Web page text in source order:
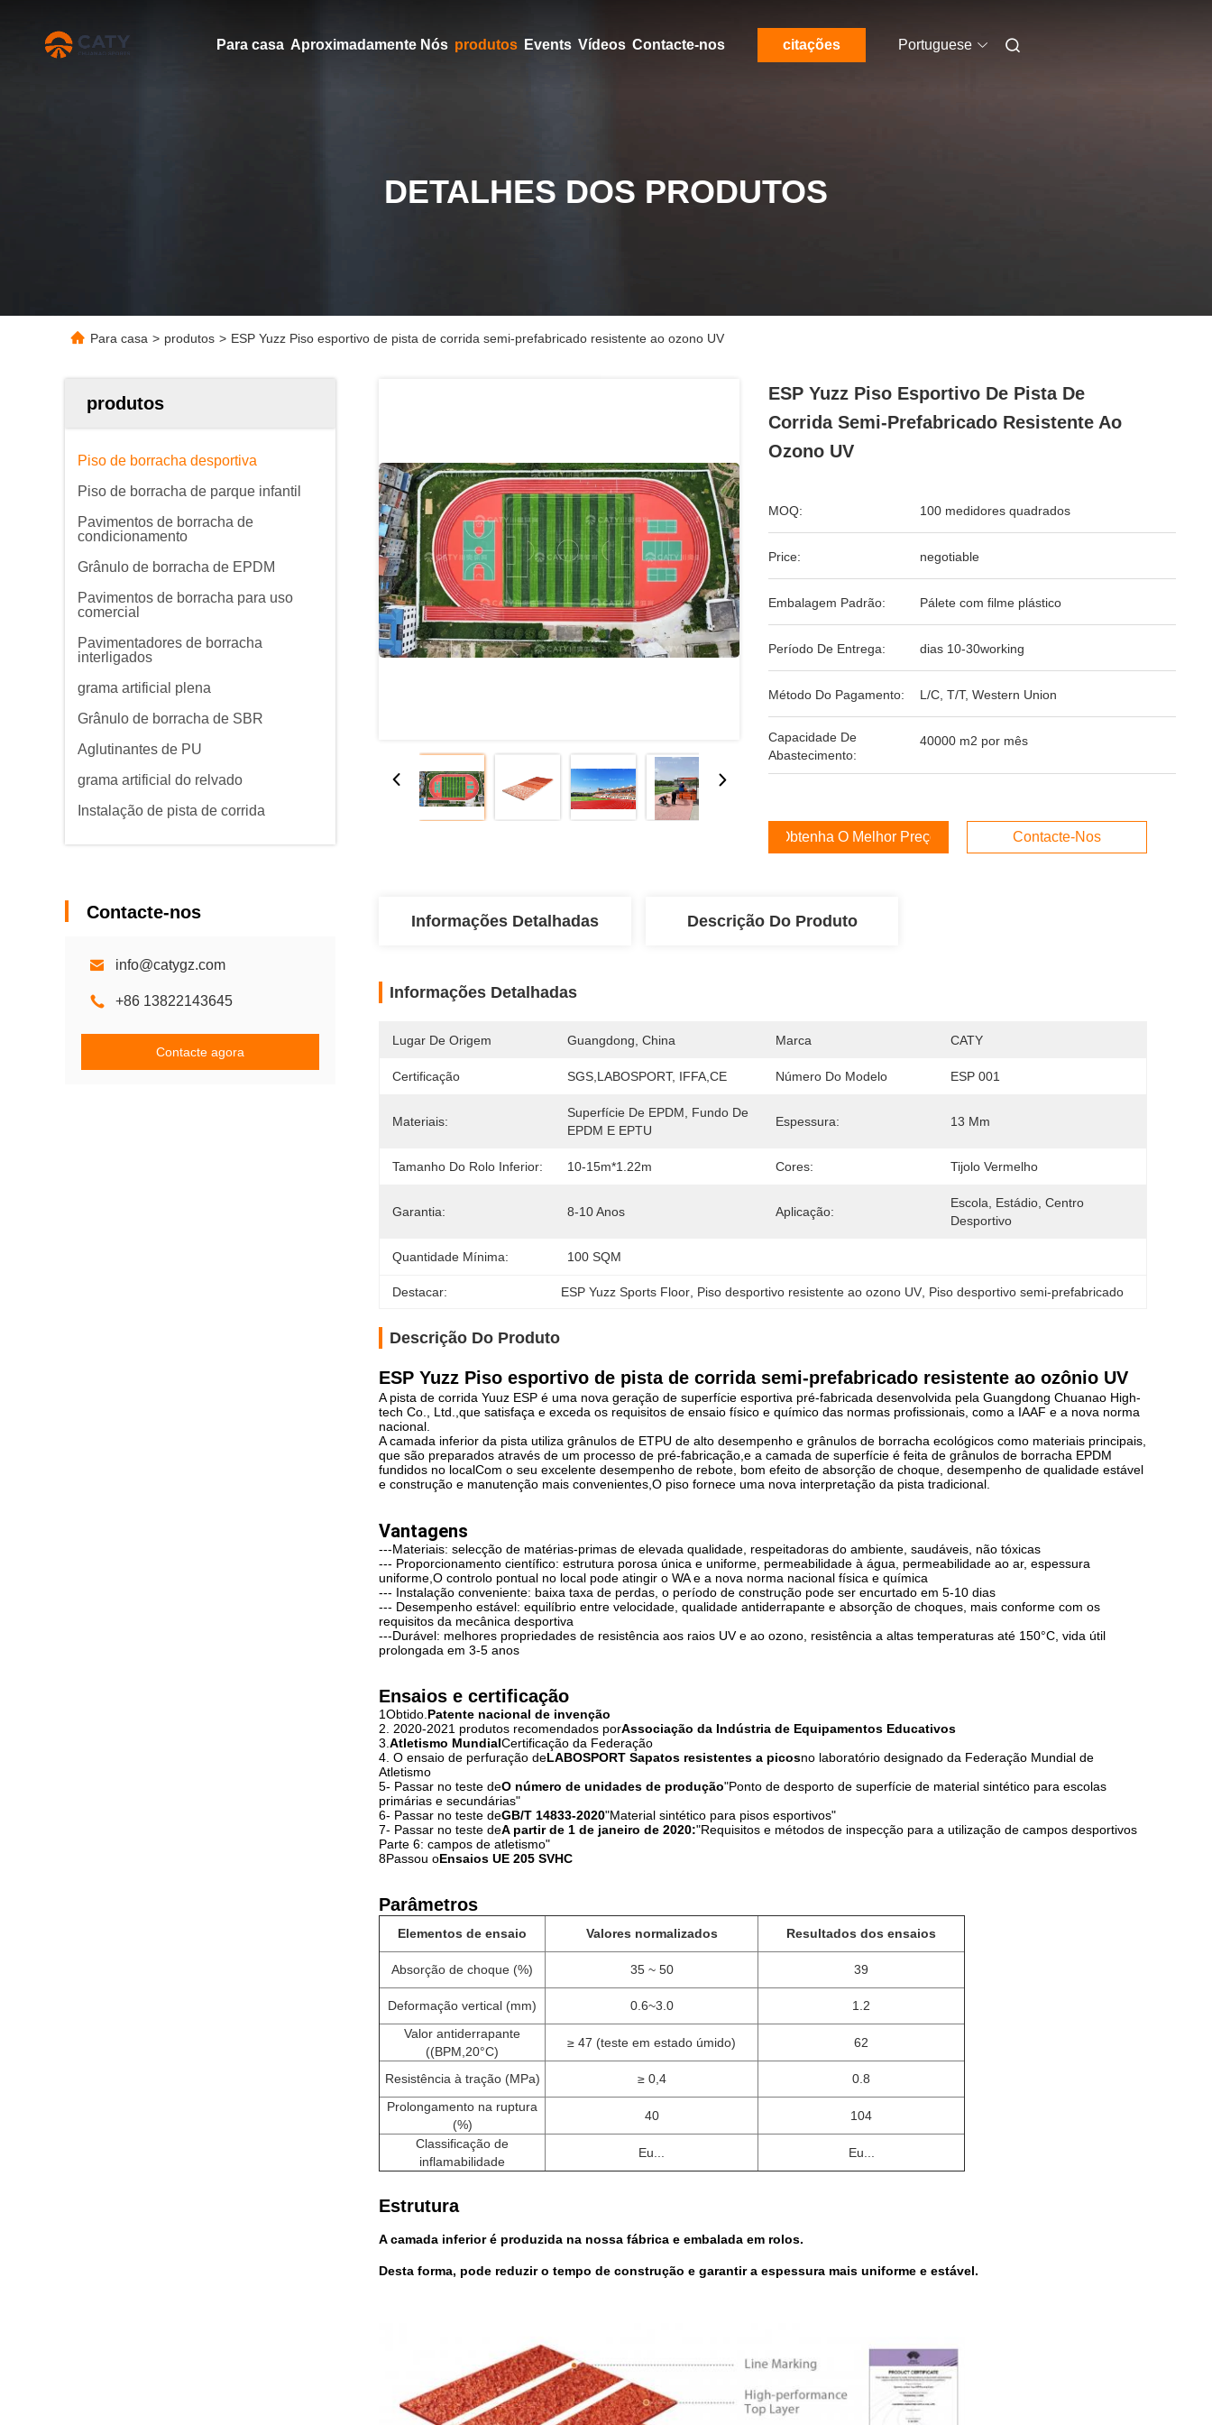
Para casa Aproximadamente Nós produtos Events Vídeos Contacte-nos citações Portuguese
DETALHES DOS PRODUTOS
Para casa > produtos > ESP Yuzz Piso esportivo de pista de corrida semi-prefabricado resistente ao ozono UV
produtos
Piso de borracha desportiva
Piso de borracha de parque infantil
Pavimentos de borracha de
condicionamento
Grânulo de borracha de EPDM
Pavimentos de borracha para uso
comercial
Pavimentadores de borracha
interligados
grama artificial plena
Grânulo de borracha de SBR
Aglutinantes de PU
grama artificial do relvado
Instalação de pista de corrida
Contacte-nos
info@catygz.com
+86 13822143645
Contacte agora
ESP Yuzz Piso Esportivo De Pista De
Corrida Semi-Prefabricado Resistente Ao
Ozono UV
MOQ: 100 medidores quadrados
Price: negotiable
Embalagem Padrão: Pálete com filme plástico
Período De Entrega: dias 10-30working
Método Do Pagamento: L/C, T/T, Western Union
Capacidade De
Abastecimento:
40000 m2 por mês
Obtenha O Melhor Preço Contacte-Nos
Informações Detalhadas Descrição Do Produto
Informações Detalhadas
Lugar De Origem Guangdong, China Marca CATY
Certificação SGS,LABOSPORT, IFFA,CE Número Do Modelo ESP 001
Materiais:
Superfície De EPDM, Fundo De
EPDM E EPTU
Espessura: 13 Mm
Tamanho Do Rolo Inferior: 10-15m*1.22m Cores: Tijolo Vermelho
Garantia: 8-10 Anos Aplicação:
Escola, Estádio, Centro
Desportivo
Quantidade Mínima: 100 SQM
Destacar: ESP Yuzz Sports Floor Piso desportivo resistente ao ozono UV Piso desportivo semi-prefabricado
Descrição Do Produto
ESP Yuzz Piso esportivo de pista de corrida semi-prefabricado resistente ao ozônio UV
A pista de corrida Yuuz ESP é uma nova geração de superfície esportiva pré-fabricada desenvolvida pela Guangdong Chuanao High-
tech Co., Ltd.,que satisfaça e exceda os requisitos de ensaio físico e químico das normas profissionais, como a IAAF e a nova norma
nacional.
A camada inferior da pista utiliza grânulos de ETPU de alto desempenho e grânulos de borracha ecológicos como materiais principais,
que são preparados através de um processo de pré-fabricação,e a camada de superfície é feita de grânulos de borracha EPDM
fundidos no localCom o seu excelente desempenho de rebote, bom efeito de absorção de choque, desempenho de qualidade estável
e construção e manutenção mais convenientes,O piso fornece uma nova interpretação da pista tradicional.
Vantagens
---Materiais: selecção de matérias-primas de elevada qualidade, respeitadoras do ambiente, saudáveis, não tóxicas
--- Proporcionamento científico: estrutura porosa única e uniforme, permeabilidade à água, permeabilidade ao ar, espessura
uniforme,O controlo pontual no local pode atingir o WA e a nova norma nacional física e química
--- Instalação conveniente: baixa taxa de perdas, o período de construção pode ser encurtado em 5-10 dias
--- Desempenho estável: equilíbrio entre velocidade, qualidade antiderrapante e absorção de choques, mais conforme com os
requisitos da mecânica desportiva
---Durável: melhores propriedades de resistência aos raios UV e ao ozono, resistência a altas temperaturas até 150°C, vida útil
prolongada em 3-5 anos
Ensaios e certificação
1Obtido. Patente nacional de invenção
2. 2020-2021 produtos recomendados porAssociação da Indústria de Equipamentos Educativos
3. Atletismo MundialCertificação da Federação
4. O ensaio de perfuração deLABOSPORT Sapatos resistentes a picosno laboratório designado da Federação Mundial de
Atletismo
5- Passar no teste deO número de unidades de produção"Ponto de desporto de superfície de material sintético para escolas
primárias e secundárias"
6- Passar no teste deGB/T 14833-2020"Material sintético para pisos esportivos"
7- Passar no teste deA partir de 1 de janeiro de 2020:"Requisitos e métodos de inspecção para a utilização de campos desportivos
Parte 6: campos de atletismo"
8Passou oEnsaios UE 205 SVHC
Parâmetros
Elementos de ensaio Valores normalizados Resultados dos ensaios
Absorção de choque (%) 35 ~ 50 39
Deformação vertical (mm) 0.6~3.0
1.2
Valor antiderrapante
((BPM,20°C)
≥ 47 (teste em estado úmido) 62
Resistência à tração (MPa) ≥ 0,4
0.8
Prolongamento na ruptura
(%)
40
104
Classificação de
inflamabilidade
Eu... Eu...
Estrutura
A camada inferior é produzida na nossa fábrica e embalada em rolos.
Desta forma, pode reduzir o tempo de construção e garantir a espessura mais uniforme e estável.